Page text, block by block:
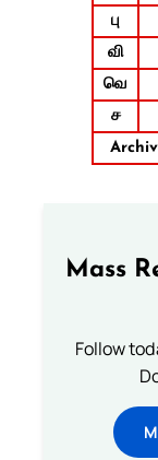
பு
வி
வெ
ச
Mass
Follow